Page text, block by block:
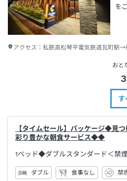
を
アクセス： 私鉄高松琴平電気鉄道瓦町駅→
おと
す
【タイムセール】パッケージ◆見
彩り豊かな朝食サービス◆◆
1ベッド◆ダブルスタンダード＜禁
ダブル 食事なし 禁